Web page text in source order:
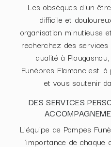
Les obsèques d'un
difficile et
organisation minutieuse
recherchez des
qualité à
Funèbres Flamanc est
et vous soutenir
DES SERVICES
L'équipe de Pompes
l'importance de chaque